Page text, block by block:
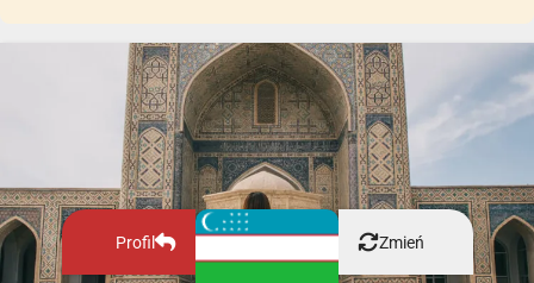
Profil Zmień